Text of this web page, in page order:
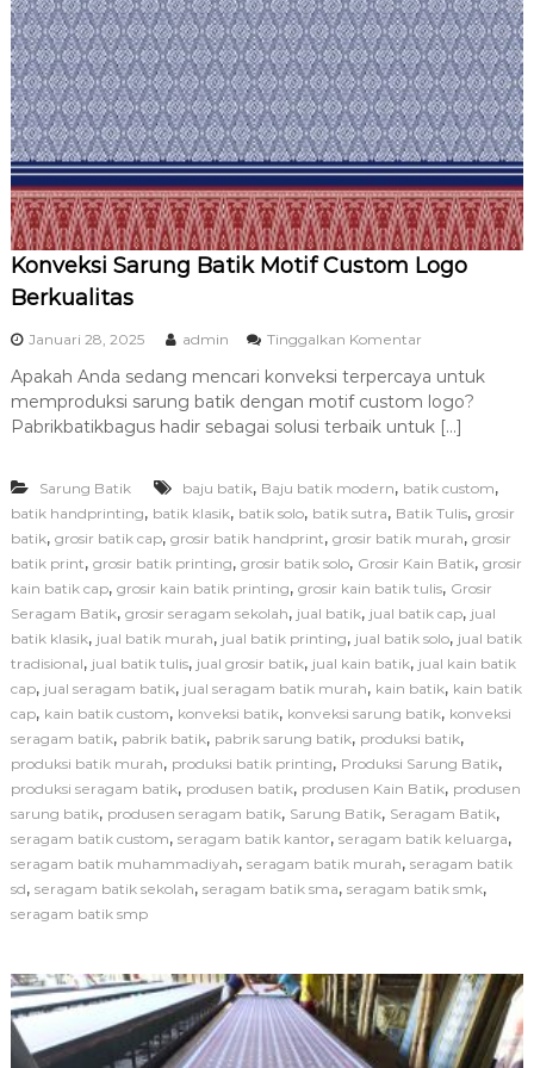
a
l
i
t
a
s
d
a
n
T
e
r
p
y
Konveksi Sarung Batik Motif Custom Logo
Berkualitas
Januari 28, 2025 admin Tinggalkan Komentarp
d
a
K
v
e
i
S
a
r
u
n
B
a
t
i
k
M
t
i
s
t
o
m
Apakah Anda sedang mencari konveksi terpercaya untuk
memproduksi sarung batik dengan motif custom logo?
Pabrikbatikbagus hadir sebagai solusi terbaik untuk […]
Sarung Batik baju batik, Baju batik modern, batik custom,
batik handprinting, batik klasik, batik solo, batik sutra, Batik Tulis, grosir
batik, grosir batik cap, grosir batik handprint, grosir batik murah, grosir
batik print, grosir batik printing, grosir batik solo, Grosir Kain Batik, grosir
kain batik cap, grosir kain batik printing, grosir kain batik tulis, Grosir
Seragam Batik, grosir seragam sekolah, jual batik, jual batik cap, jual
batik klasik, jual batik murah, jual batik printing, jual batik solo, jual batik
tradisional, jual batik tulis, jual grosir batik, jual kain batik, jual kain batik
cap, jual seragam batik, jual seragam batik murah, kain batik, kain batik
cap, kain batik custom, konveksi batik, konveksi sarung batik, konveksi
seragam batik, pabrik batik, pabrik sarung batik, produksi batik,
produksi batik murah, produksi batik printing, Produksi Sarung Batik,
produksi seragam batik, produsen batik, produsen Kain Batik, produsen
sarung batik, produsen seragam batik, Sarung Batik, Seragam Batik,
seragam batik custom, seragam batik kantor, seragam batik keluarga,
seragam batik muhammadiyah, seragam batik murah, seragam batik
sd, seragam batik sekolah, seragam batik sma, seragam batik smk,
seragam batik smp